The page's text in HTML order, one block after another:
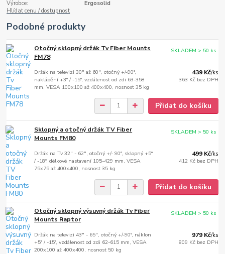
Výrobce:
Ergosolid
Hlídat cenu / dostupnost
Podobné produkty
Otočný sklopný držák Tv Fiber Mounts
FM78
Držák na televizi 30" až 60", otočný +/-90°,
naklápění +3° / -15°, vzdálenost od zdi 63-358
mm, VESA 100x100 až 400x400, nosnost 35 kg
439 Kč/ks
363 Kč bez DPH
SKLADEM > 50 ks
Přidat do košíku
Sklopný a otočný držák TV Fiber
Mounts FM80
Držák na Tv 32" - 62", otočný +/- 90°, sklopný +5°
/ -18°, délkové nastavení 105-429 mm, VESA
75x75 až 400x400, nosnost 35 kg
499 Kč/ks
412 Kč bez DPH
SKLADEM > 50 ks
Přidat do košíku
Otočný sklopný výsuvný držák Tv Fiber
Mounts Raptor
Držák na televizi 43" - 65", otočný +/-90°, náklon
+5° / -15°, vzdálenost od zdi 62-615 mm, VESA
200x100 až 400x400, nosnost 50 kg
979 Kč/ks
809 Kč bez DPH
SKLADEM > 50 ks